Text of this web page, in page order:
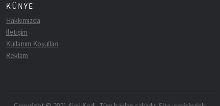
KÜNYE
Hakkımızda
İletişim
Kullanım Koşulları
Reklam